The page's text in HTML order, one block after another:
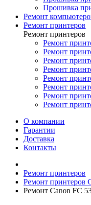
Прошивка
Ремонт
Ремонт принтеров
Ремонт принтеров
Ремонт
Ремонт
Ремонт
Ремонт
Ремонт
Ремонт
Ремонт
Ремонт
О компании
Гарантии
Доставка
Контакты
Ремонт принтеров
Ремонт принтеров
Ремонт Canon FC